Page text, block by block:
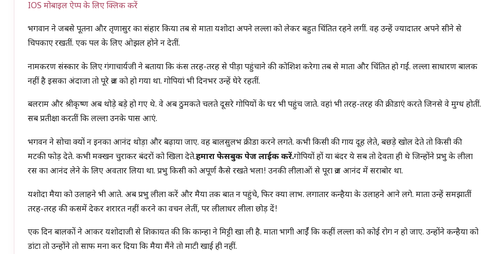
IOS मोबाइल ऐप्प के लिए क्लिक करें
भगवान ने जबसे पूतना और तृणासुर का संहार किया तब से माता यशोदा अपने लल्ला को लेकर बहुत चिंतित रहने लगीं. वह उन्हें ज्यादातर अपने सीने से
चिपकाए रखतीं. एक पल के लिए ओझल होने न देतीं.
नामकरण संस्कार के लिए गंगाचार्यजी ने बताया कि कंस तरह-तरह से पीड़ा पहुंचाने की कोशिश करेगा तब से माता और चिंतित हो गईं. लल्ला साधारण बालक
नहीं है इसका अंदाजा तो पूरे व्रज को हो गया था. गोपियां भी दिनभर उन्हें घेरे रहतीं.
बलराम और श्रीकृष्ण अब थोड़े बड़े हो गए थे. वे अब ठुमकते चलते दूसरे गोपियों के घऱ भी पहुंच जाते. वहां भी तरह-तरह की क्रीडाएं करते जिनसे वे मुग्ध होतीं.
सब प्रतीक्षा करतीं कि लल्ला उनके पास आएं.
भगवन ने सोचा क्यों न इनका आनंद थोड़ा और बढ़ाया जाए. वह बालसुलभ क्रीडा करने लगते. कभी किसी की गाय दूह लेते, बछड़े खोल देते तो किसी की
मटकी फोड़ देते. कभी मक्खन चुराकर बंदरों को खिला देते.हमारा फेसबुक पेज लाईक करें.गोपियों हों या बंदर ये सब तो देवता ही थे जिन्होंने प्रभु के लीला
रस का आनंद लेने के लिए अवतार लिया था. प्रभु किसी को अपूर्ण कैसे रखते भला! उनकी लीलाओं से पूरा व्रज आनंद में सराबोर था.
यशोदा मैया को उलाहने भी आते. अब प्रभु लीला करें और मैया तक बात न पहुंचे, फिर क्या लाभ. लगातार कन्हैया के उलाहने आने लगे. माता उन्हें समझातीं
तरह-तरह की कसमें देकर शरारत नहीं करने का वचन लेतीं, पर लीलाधर लीला छोड़ दें!
एक दिन बालकों ने आकर यशोदाजी से शिकायत की कि कान्हा ने मिट्टी खा ली है. माता भागी आईँ कि कहीं लल्ला को कोई रोग न हो जाए. उन्होंने कन्हैया को
डांटा तो उन्होंने तो साफ मना कर दिया कि मैया मैंने तो माटी खाई ही नहीं.